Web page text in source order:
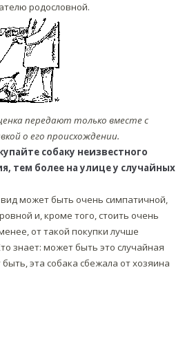
родословной.
передают только вместе с
о его происхождении.
собаку неизвестного
тем более на улице у случайных
вид может быть очень симпатичной,
и, кроме того, стоить очень
от такой покупки лучше
знает: может быть это случайная
эта собака сбежала от хозяина